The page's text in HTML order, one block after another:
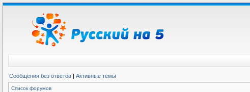
Сообщения без ответов | Активные темы
Список форумов